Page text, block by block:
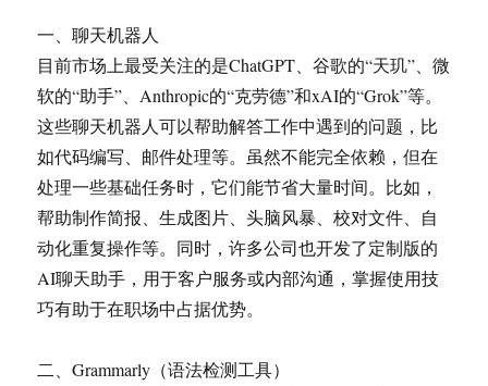
一、聊天机器人
目前市场上最受关注的是ChatGPT、谷歌的“天玑”、微
软的“助手”、Anthropic的“克劳德”和xAI的“Grok”等。
这些聊天机器人可以帮助解答工作中遇到的问题，比
如代码编写、邮件处理等。虽然不能完全依赖，但在
处理一些基础任务时，它们能节省大量时间。比如，
帮助制作简报、生成图片、头脑风暴、校对文件、自
动化重复操作等。同时，许多公司也开发了定制版的
AI聊天助手，用于客户服务或内部沟通，掌握使用技
巧有助于在职场中占据优势。
二、Grammarly（语法检测工具）